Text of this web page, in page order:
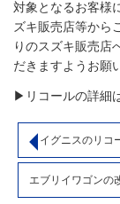
対象となるお客様
ズキ販売店等から
りのスズキ販売店
だきますようお願
▶リコールの詳細
イグニスのリコ
エブリイワゴンの